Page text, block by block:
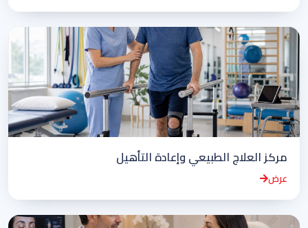
مركز العلاج الطبيعي وإعادة التأهيل
عرض